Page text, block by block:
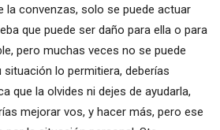
la convenzas, solo se puede actuar
que puede ser daño para ella o para
pero muchas veces no se puede
lo permitiera, deberías
que la olvides ni dejes de ayudarla,
mejorar vos, y hacer más, pero ese